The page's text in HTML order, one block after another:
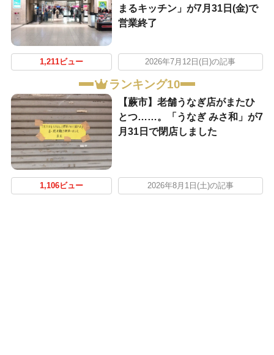
まるキッチン」が7月31日(金)で
営業終了
1,211ビュー 2026年7月12日(日)の記事
ランキング10
【蕨市】老舗うなぎ店がまたひ
とつ……。「うなぎ みさ和」が7
月31日で閉店しました
1,106ビュー 2026年8月1日(土)の記事